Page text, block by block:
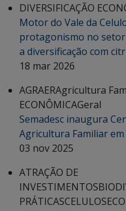
DIVERSIFICAÇÃO
Motor do Vale da
protagonismo no
a diversificação com
18 mar 2026
AGRAERAgricultura
ECONÔMICAGeral
Semadesc inaugura
Agricultura Familiar
03 nov 2025
ATRAÇÃO DE
INVESTIMENTOS
PRÁTICASCELULOSE